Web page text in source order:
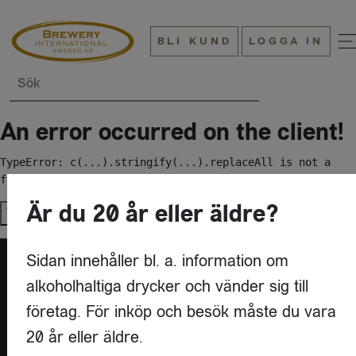
BLI KUND LOGGA IN
Sök
An error occurred on the client!
TypeError: c(...).stringify(...).replaceAll is not a
function
Try again
KONTAKT
Är du 20 år eller äldre?
Sidan innehåller bl. a. information om
alkoholhaltiga drycker och vänder sig till
företag. För inköp och besök måste du vara
20 år eller äldre.